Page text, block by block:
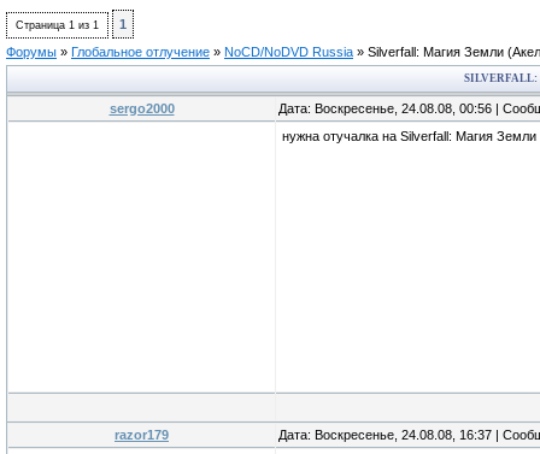
Страница 1 из 1
1
Форумы » Глобальное отлучение » NoCD/NoDVD Russia » Silverfall: Магия Земли
sergo2000
Дата: Воскресенье, 24.08.08, 00:56 |
нужна отучалка на Silverfall: Магия
razor179
Дата: Воскресенье, 24.08.08, 16:37 |